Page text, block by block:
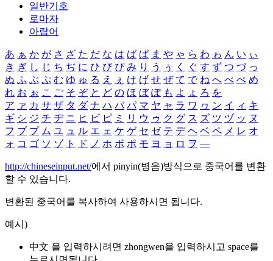
일반기호
로마자
아랍어
あ ぁ か が さ ざ た だ な は ば ぱ ま や ゃ ら わ ゎ ん い ぃ
き ぎ し じ ち ぢ に ひ び ぴ み り う ぅ く ぐ す ず つ づ っ
ぬ ふ ぶ ぷ む ゆ ゅ る え ぇ け げ せ ぜ て で ね へ べ ぺ め
れ お ぉ こ ご そ ぞ と ど の ほ ぼ ぽ も よ ょ ろ を
ア ァ カ サ ザ タ ダ ナ ハ バ パ マ ヤ ャ ラ ワ ヮ ン イ ィ キ
ギ シ ジ チ ヂ ニ ヒ ビ ピ ミ リ ウ ゥ ク グ ス ズ ツ ヅ ッ ヌ
フ ブ プ ム ユ ュ ル エ ェ ケ ゲ セ ゼ テ デ ヘ ベ ペ メ レ オ
ォ コ ゴ ソ ゾ ト ド ノ ホ ボ ポ モ ヨ ョ ロ ヲ ―
http://chineseinput.net/에서 pinyin(병음)방식으로 중국어를 변환
할 수 있습니다.
변환된 중국어를 복사하여 사용하시면 됩니다.
예시)
中文 을 입력하시려면 zhongwen을 입력하시고 space를